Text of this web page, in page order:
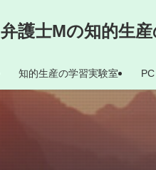
弁護士Mの知的生
知的生産の学習実験室